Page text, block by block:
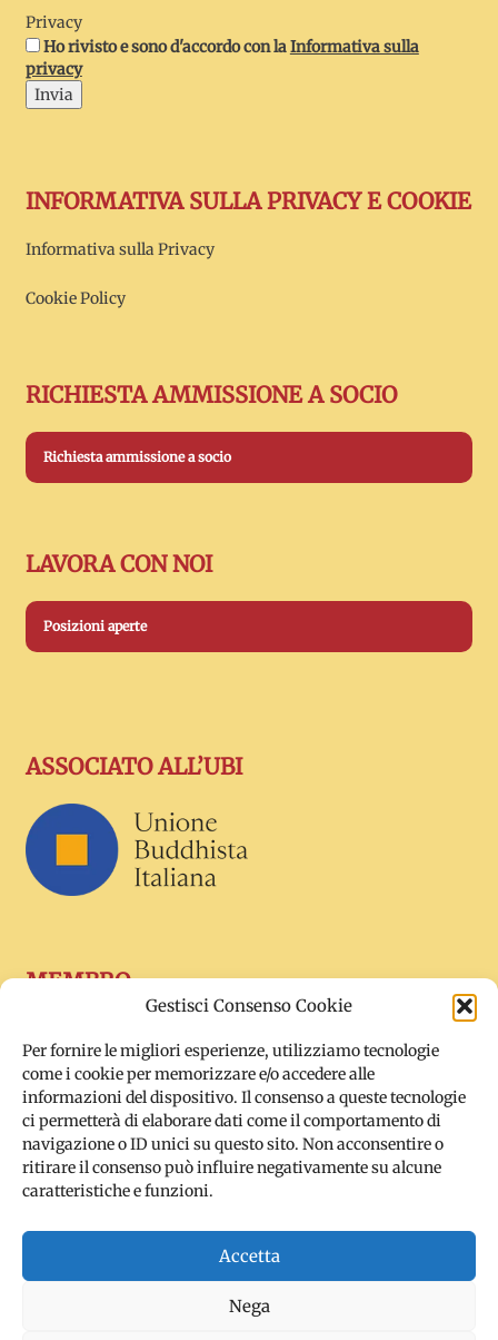
Gestisci Consenso Cookie
Per fornire le migliori esperienze, utilizziamo tecnologie
come i cookie per memorizzare e/o accedere alle
informazioni del dispositivo. Il consenso a queste tecnologie
ci permetterà di elaborare dati come il comportamento di
navigazione o ID unici su questo sito. Non acconsentire o
ritirare il consenso può influire negativamente su alcune
caratteristiche e funzioni.
Accetta
Nega
Privacy
Ho rivisto e sono d'accordo con laInformativa sulla
privacy
Invia
INFORMATIVA SULLA PRIVACY E COOKIE
Informativa sulla Privacy
Cookie Policy
RICHIESTA AMMISSIONE A SOCIO
Richiesta ammissione a socio
LAVORA CON NOI
Posizioni aperte
ASSOCIATO ALL’UBI
MEMBRO
SOCIAL